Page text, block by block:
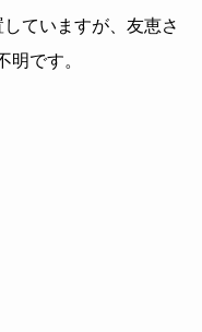
ていますが、友恵さ
明です。